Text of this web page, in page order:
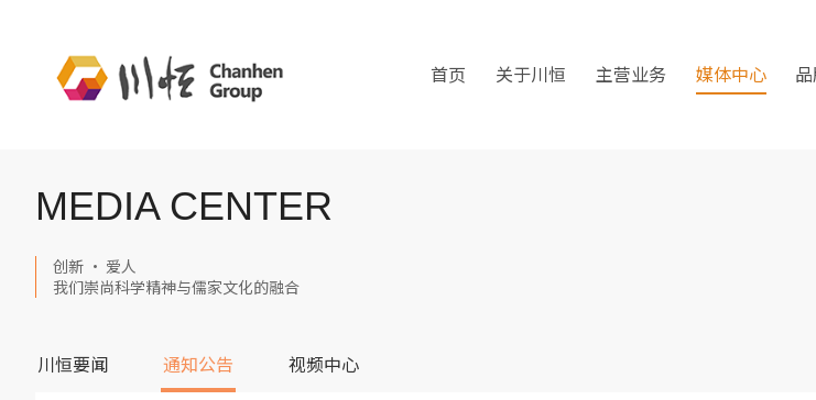
首页 关于川恒 主营业务 媒体中心
MEDIA CENTER
创新 · 爱人
我们崇尚科学精神与儒家文化的融合
川恒要闻 通知公告 视频中心